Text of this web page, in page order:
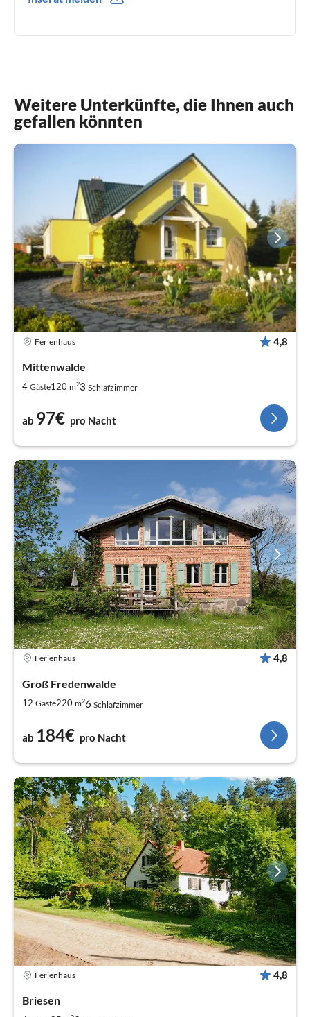
Weitere Unterkünfte, die Ihnen auch
gefallen könnten
Ferienhaus 4,8
Mittenwalde
4 Gäste120 m23 Schlafzimmer
ab 97€ pro Nacht
Ferienhaus 4,8
Groß Fredenwalde
12 Gäste220 m26 Schlafzimmer
ab 184€ pro Nacht
Ferienhaus 4,8
Briesen